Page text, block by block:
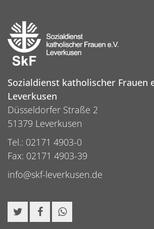
Sozialdienst katholischer Frauen
Leverkusen
Düsseldorfer Straße 2
51379 Leverkusen
Tel.: 02171 4903-0
Fax: 02171 4903-39
info@skf-leverkusen.de